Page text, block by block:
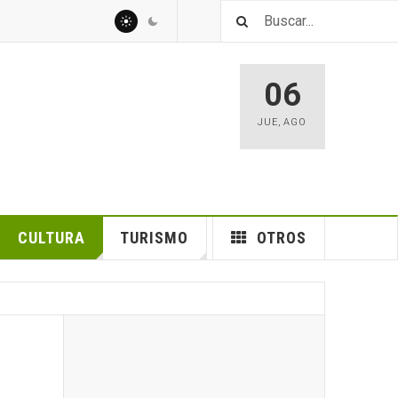
06
JUE,AGO
CULTURA TURISMO OTROS